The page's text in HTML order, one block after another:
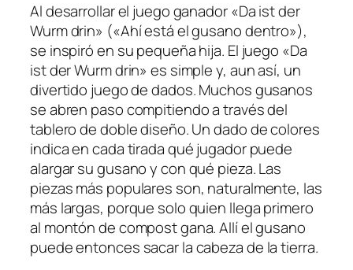
Al desarrollar el juego ganador «Da ist der
Wurm drin» («Ahí está el gusano dentro»),
se inspiró en su pequeña hija. El juego «Da
ist der Wurm drin» es simple y, aun así, un
divertido juego de dados. Muchos gusanos
se abren paso compitiendo a través del
tablero de doble diseño. Un dado de colores
indica en cada tirada qué jugador puede
alargar su gusano y con qué pieza. Las
piezas más populares son, naturalmente, las
más largas, porque solo quien llega primero
al montón de compost gana. Allí el gusano
puede entonces sacar la cabeza de la tierra.